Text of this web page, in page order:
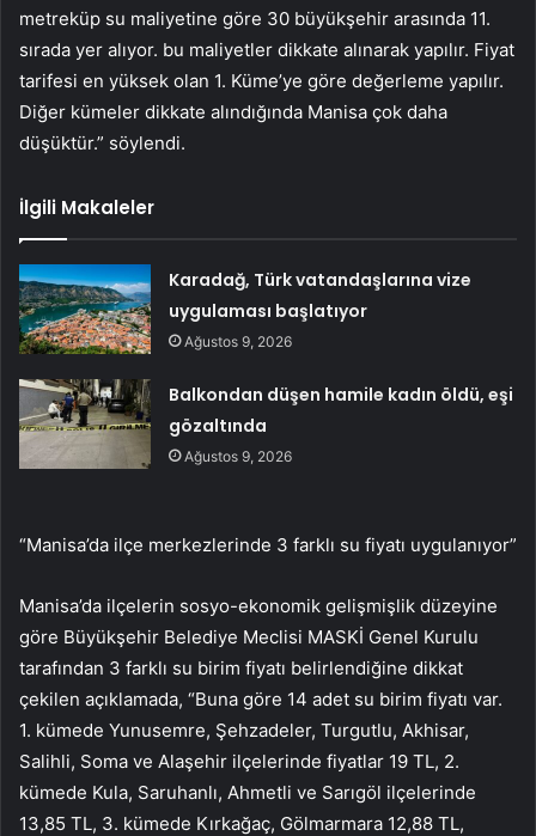
metreküp su maliyetine göre 30 büyükşehir arasında 11.
sırada yer alıyor. bu maliyetler dikkate alınarak yapılır. Fiyat
tarifesi en yüksek olan 1. Küme’ye göre değerleme yapılır.
Diğer kümeler dikkate alındığında Manisa çok daha
düşüktür.” söylendi.
İlgili Makaleler
Karadağ, Türk vatandaşlarına vize
uygulaması başlatıyor
Ağustos 9, 2026
Balkondan düşen hamile kadın öldü, eşi
gözaltında
Ağustos 9, 2026
“Manisa’da ilçe merkezlerinde 3 farklı su fiyatı uygulanıyor”
Manisa’da ilçelerin sosyo-ekonomik gelişmişlik düzeyine
göre Büyükşehir Belediye Meclisi MASKİ Genel Kurulu
tarafından 3 farklı su birim fiyatı belirlendiğine dikkat
çekilen açıklamada, “Buna göre 14 adet su birim fiyatı var.
1. kümede Yunusemre, Şehzadeler, Turgutlu, Akhisar,
Salihli, Soma ve Alaşehir ilçelerinde fiyatlar 19 TL, 2.
kümede Kula, Saruhanlı, Ahmetli ve Sarıgöl ilçelerinde
13,85 TL, 3. kümede Kırkağaç, Gölmarmara 12,88 TL,